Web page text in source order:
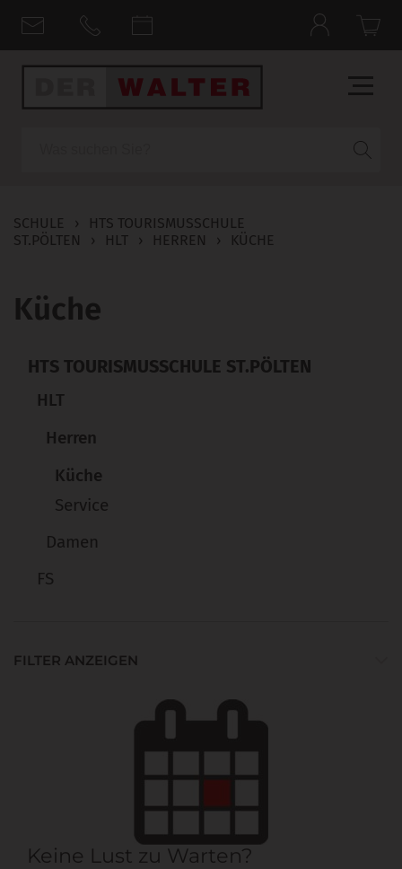
SCHULE ›
HTS TOURISMUSSCHULE
ST.PÖLTEN
› HLT › HERREN › KÜCHE
Küche
HTS TOURISMUSSCHULE ST.PÖLTEN
HLT
Herren
Küche
Service
Damen
FS
FILTER ANZEIGEN
Keine Lust zu Warten?